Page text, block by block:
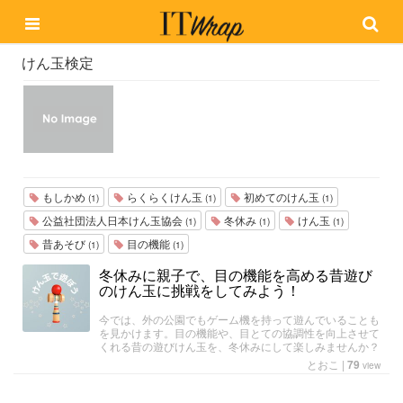
けん玉検定
もしかめ (1) らくらくけん玉 (1) 初めてのけん玉 (1)
公益社団法人日本けん玉協会 (1) 冬休み (1) けん玉 (1)
昔あそび (1) 目の機能 (1)
冬休みに親子で、目の機能を高める昔遊び
のけん玉に挑戦をしてみよう！
今では、外の公園でもゲーム機を持って遊んでいることも
を見かけます。目の機能や、目とての協調性を向上させて
くれる昔の遊びけん玉を、冬休みにして楽しみませんか？
とおこ | 79 view